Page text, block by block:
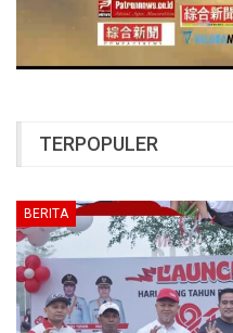
TERPOPULER
BERITA